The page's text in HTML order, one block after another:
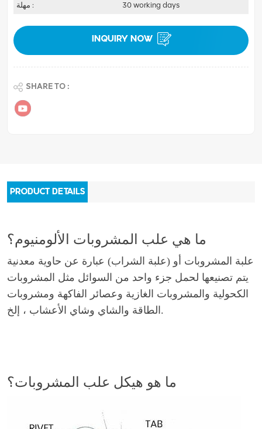
مهلة :
30 working days
INQUIRY NOW
SHARE TO :
PRODUCT DETAILS
ما هي علب المشروبات الألومنيوم؟
علبة المشروبات أو (علبة الشراب) عبارة عن حاوية معدنية
يتم تصنيعها لحمل جزء واحد من السوائل مثل المشروبات
الكحولية والمشروبات الغازية وعصائر الفاكهة ومشروبات
الطاقة والشاي وشاي الأعشاب ، إلخ.
ما هو هيكل علب المشروبات؟